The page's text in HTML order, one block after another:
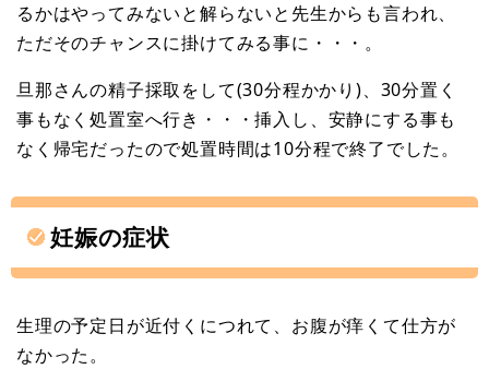
るかはやってみないと解らないと先生からも言われ、
ただそのチャンスに掛けてみる事に・・・。
旦那さんの精子採取をして(30分程かかり)、30分置く
事もなく処置室へ行き・・・挿入し、安静にする事も
なく帰宅だったので処置時間は10分程で終了でした。
妊娠の症状
生理の予定日が近付くにつれて、お腹が痒くて仕方が
なかった。